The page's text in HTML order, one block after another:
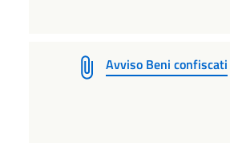
Avviso Beni confiscati